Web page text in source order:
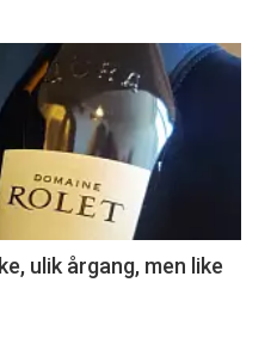
ulik årgang, men like